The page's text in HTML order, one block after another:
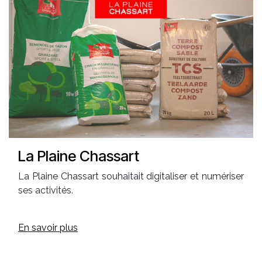
La Plaine Chassart
La Plaine Chassart souhaitait digitaliser et numériser
ses activités.
En savoir plus